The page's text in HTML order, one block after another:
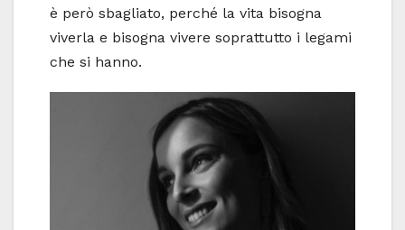
è però sbagliato, perché la vita bisogna
viverla e bisogna vivere soprattutto i legami
che si hanno.